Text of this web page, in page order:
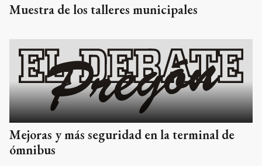
Muestra de los talleres municipales
Mejoras y más seguridad en la terminal de
ómnibus